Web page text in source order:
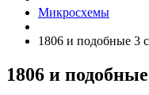
Микросхемы
1806 и подобные 3
1806 и